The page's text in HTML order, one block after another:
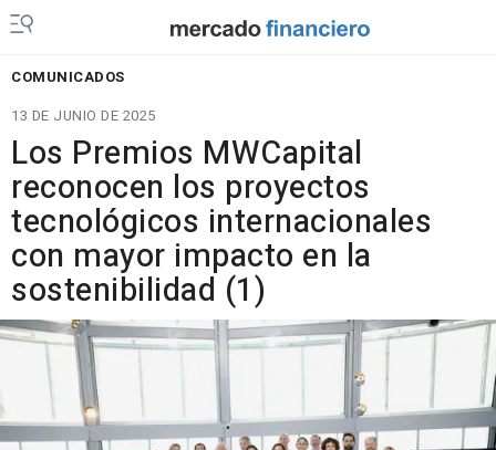
COMUNICADOS
13 DE JUNIO DE 2025
Los Premios MWCapital
reconocen los proyectos
tecnológicos internacionales
con mayor impacto en la
sostenibilidad (1)